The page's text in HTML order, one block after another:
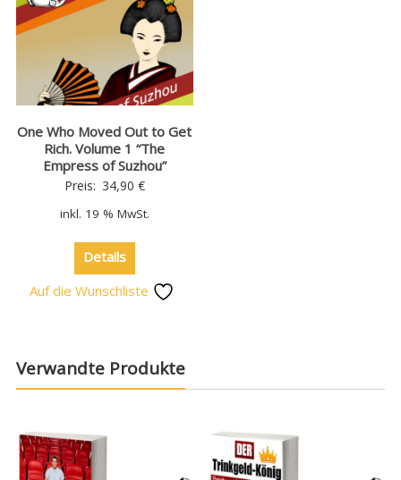
One Who Moved Out to Get
Rich. Volume 1 “The
Empress of Suzhou”
Preis: 34,90 €
inkl. 19 % MwSt.
Details
Auf die Wunschliste
Verwandte Produkte